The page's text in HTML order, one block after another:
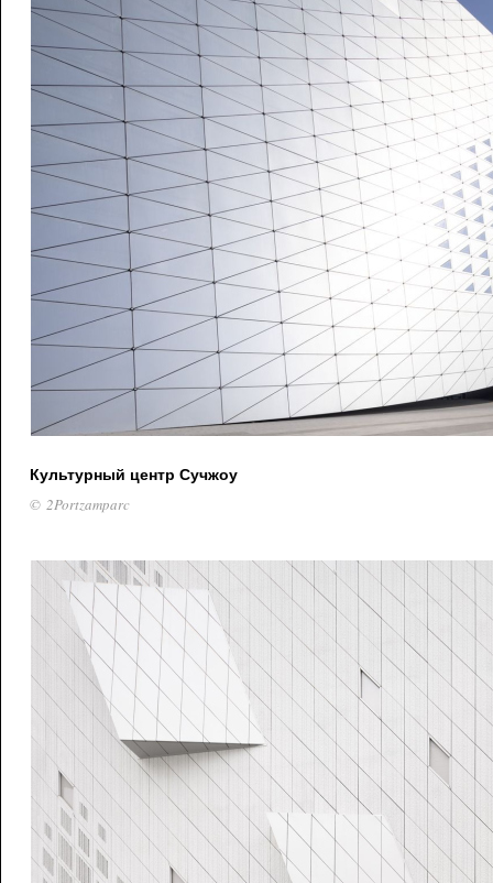
Культурный центр Сучжоу
© 2Portzamparc